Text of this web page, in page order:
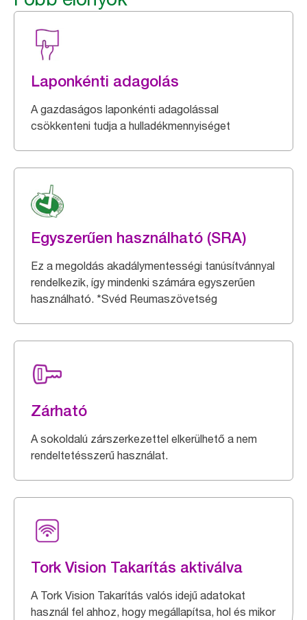
Laponkénti adagolás
A gazdaságos laponkénti adagolással
csökkenteni tudja a hulladékmennyiséget
Egyszerűen használható (SRA)
Ez a megoldás akadálymentességi tanúsítvánnyal
rendelkezik, így mindenki számára egyszerűen
használható. *Svéd Reumaszövetség
Zárható
A sokoldalú zárszerkezettel elkerülhető a nem
rendeltetésszerű használat.
Tork Vision Takarítás aktiválva
A Tork Vision Takarítás valós idejű adatokat
használ fel ahhoz, hogy megállapítsa, hol és mikor